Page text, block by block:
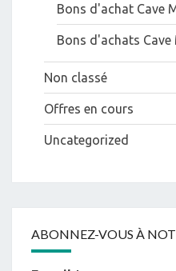
Bons d'achat Cave
Bons d'achats Cave
Non classé
Offres en cours
Uncategorized
ABONNEZ-VOUS À